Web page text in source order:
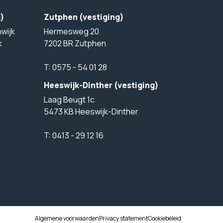
Zutphen (vestiging)
Hermesweg 20
7202 BR Zutphen
T:0575 - 54 01 28
Heeswijk-Dinther (vestiging)
Laag Beugt 1c
5473 KB Heeswijk-Dinther
T:0413 - 29 12 16
Algemene voorwaardenPrivacy statementCookiebeleid